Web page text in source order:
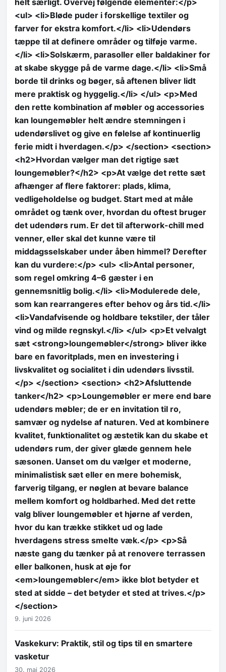
helt særligt. Overvej følgende elementer:</p>
<ul> <li>Bløde puder i forskellige textiler og
farver for ekstra komfort.</li> <li>Udendørs
tæppe til at definere områder og tilføje varme.
</li> <li>Solskærm, parasoller eller baldakiner for
at skabe skygge på de varme dage.</li> <li>Små
borde til drinks og bøger, så aftenen bliver lidt
mere praktisk og hyggelig.</li> </ul> <p>Med
den rette kombination af møbler og accessories
kan loungemøbler helt ændre stemningen i
udendørslivet og give en følelse af kontinuerlig
ferie midt i hverdagen.</p> </section> <section>
<h2>Hvordan vælger man det rigtige sæt
loungemøbler?</h2> <p>At vælge det rette sæt
afhænger af flere faktorer: plads, klima,
vedligeholdelse og budget. Start med at måle
området og tænk over, hvordan du oftest bruger
det udendørs rum. Er det til afterwork-chill med
venner, eller skal det kunne være til
middagsselskaber under åben himmel? Derefter
kan du vurdere:</p> <ul> <li>Antal personer,
som regel omkring 4–6 gæster i en
gennemsnitlig bolig.</li> <li>Modulerede dele,
som kan rearrangeres efter behov og års tid.</li>
<li>Vandafvisende og holdbare tekstiler, der tåler
vind og milde regnskyl.</li> </ul> <p>Et velvalgt
sæt <strong>loungemøbler</strong> bliver ikke
bare en favoritplads, men en investering i
livskvalitet og socialitet i din udendørs livsstil.
</p> </section> <section> <h2>Afsluttende
tanker</h2> <p>Loungemøbler er mere end bare
udendørs møbler; de er en invitation til ro,
samvær og nydelse af naturen. Ved at kombinere
kvalitet, funktionalitet og æstetik kan du skabe et
udendørs rum, der giver glæde gennem hele
sæsonen. Uanset om du vælger et moderne,
minimalistisk sæt eller en mere bohemisk,
farverig tilgang, er nøglen at bevare balance
mellem komfort og holdbarhed. Med det rette
valg bliver loungemøbler et hjørne af verden,
hvor du kan trække stikket ud og lade
hverdagens stress smelte væk.</p> <p>Så
næste gang du tænker på at renovere terrassen
eller balkonen, husk at øje for
<em>loungemøbler</em> ikke blot betyder et
sted at sidde – det betyder et sted at trives.</p>
</section>
9. juni 2026
Vaskekurv: Praktik, stil og tips til en smartere
vasketur
30. maj 2026